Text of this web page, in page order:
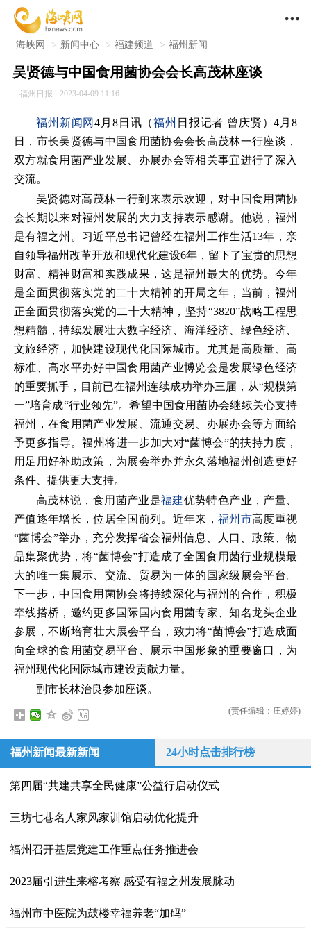

海峡网 > 新闻中心 > 福建频道 > 福州新闻
吴贤德与中国食用菌协会会长高茂林座谈
福州日报 2023-04-09 11:16
福州新闻网4月8日讯（福州 日报记者 曾庆贤）4月8
日，市长吴贤德与中国食用菌协会会长高茂林一行座谈，
双方就食用菌产业发展、办展办会等相关事宜进行了深入
交流。
吴贤德对高茂林一行到来表示欢迎，对中国食用菌协
会长期以来对福州发展的大力支持表示感谢。他说，福州
是有福之州。习近平总书记曾经在福州工作生活13年，亲
自领导福州改革开放和现代化建设6年，留下了宝贵的思想
财富、精神财富和实践成果，这是福州最大的优势。今年
是全面贯彻落实党的二十大精神的开局之年，当前，福州
正全面贯彻落实党的二十大精神，坚持“3820”战略工程思
想精髓，持续发展壮大数字经济、海洋经济、绿色经济、
文旅经济，加快建设现代化国际城市。尤其是高质量、高
标准、高水平办好中国食用菌产业博览会是发展绿色经济
的重要抓手，目前已在福州连续成功举办三届，从“规模第
一”培育成“行业领先”。希望中国食用菌协会继续关心支持
福州，在食用菌产业发展、流通交易、办展办会等方面给
予更多指导。福州将进一步加大对“菌博会”的扶持力度，
用足用好补助政策，为展会举办并永久落地福州创造更好
条件、提供更大支持。
高茂林说，食用菌产业是福建优势特色产业，产量、
产值逐年增长，位居全国前列。近年来， 福州市高度重视
“菌博会”举办，充分发挥省会福州信息、人口、政策、物
品集聚优势，将“菌博会”打造成了全国食用菌行业规模最
大的唯一集展示、交流、贸易为一体的国家级展会平台。
下一步，中国食用菌协会将持续深化与福州的合作，积极
牵线搭桥，邀约更多国际国内食用菌专家、知名龙头企业
参展，不断培育壮大展会平台，致力将“菌博会”打造成面
向全球的食用菌交易平台、展示中国形象的重要窗口，为
福州现代化国际城市建设贡献力量。
副市长林治良参加座谈。
(责任编辑：庄婷婷)
福州新闻最新新闻 24小时点击排行榜
第四届“共建共享全民健康”公益行启动仪式
三坊七巷名人家风家训馆启动优化提升
福州召开基层党建工作重点任务推进会
2023届引进生来榕考察 感受有福之州发展脉动
福州市中医院为鼓楼幸福养老“加码”